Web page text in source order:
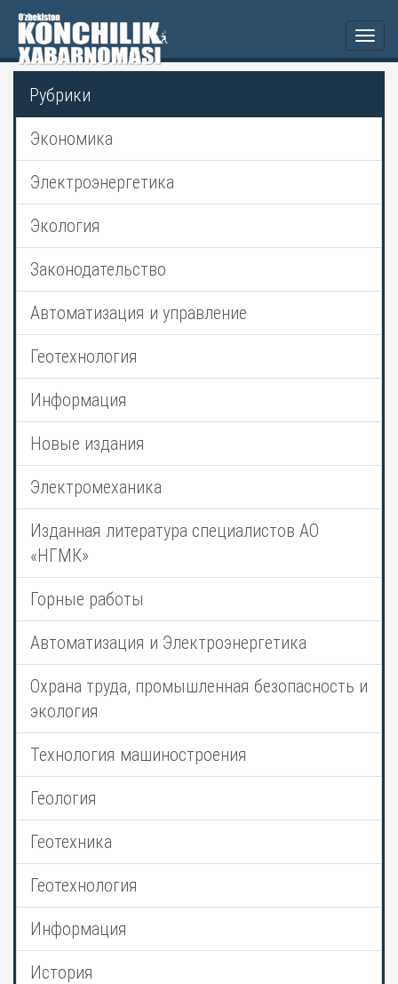
Рубрики
Экономика
Электроэнергетика
Экология
Законодательство
Автоматизация и управление
Геотехнология
Информация
Новые издания
Электромеханика
Изданная литература специалистов АО
«НГМК»
Горные работы
Автоматизация и Электроэнергетика
Охрана труда, промышленная безопасность и
экология
Технология машиностроения
Геология
Геотехника
Геотехнология
Информация
История